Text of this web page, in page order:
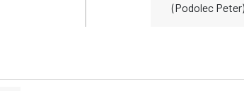
(Podolec Peter)